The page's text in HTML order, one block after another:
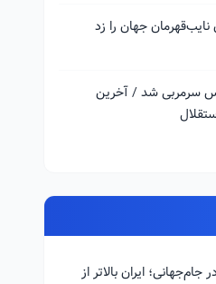
نایب‌قهرمان جهان را زد
سرمربی شد / آخرین
ایران بالاتر از